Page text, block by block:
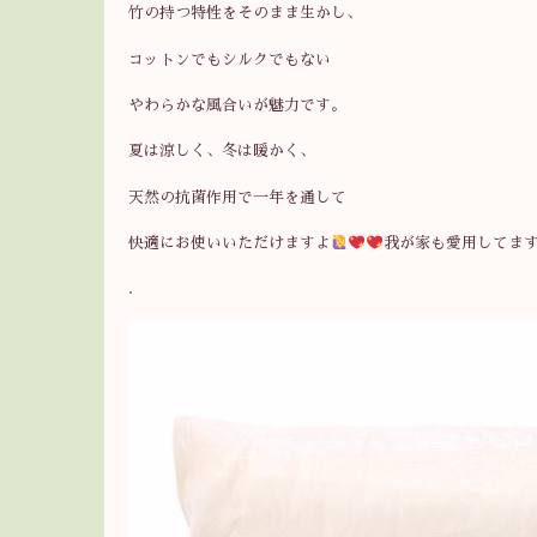
竹の持つ特性をそのまま生かし、
コットンでもシルクでもない
やわらかな風合いが魅力です。
夏は涼しく、冬は暖かく、
天然の抗菌作用で一年を通して
快適にお使いいただけますよ 我が家も愛用してま
.